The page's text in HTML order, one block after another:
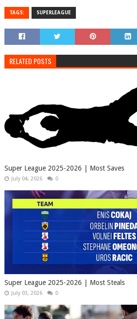
TAGS: SUPERLEAGUE
RELATED POSTS
Super League 2025-2026 | Most Saves
July 04, 2026 0
Super League 2025-2026 | Most Steals
July 03, 2026 0